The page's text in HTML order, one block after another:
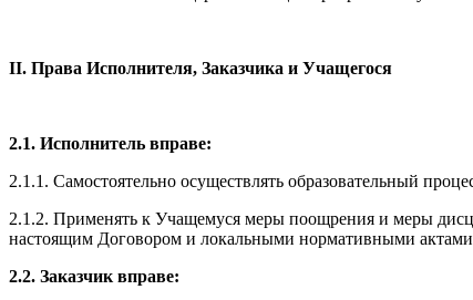
II. Права Исполнителя, Заказчика и Учащегося
2.1. Исполнитель вправе:
2.1.1. Самостоятельно осуществлять образовательный
2.1.2. Применять к Учащемуся меры поощрения и меры
настоящим Договором и локальными нормативными
2.2. Заказчик вправе: